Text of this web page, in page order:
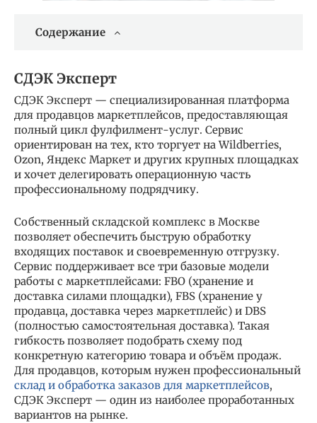
Содержание
СДЭК Эксперт
СДЭК Эксперт — специализированная платформа
для продавцов маркетплейсов, предоставляющая
полный цикл фулфилмент-услуг. Сервис
ориентирован на тех, кто торгует на Wildberries,
Ozon, Яндекс Маркет и других крупных площадках
и хочет делегировать операционную часть
профессиональному подрядчику.
Собственный складской комплекс в Москве
позволяет обеспечить быструю обработку
входящих поставок и своевременную отгрузку.
Сервис поддерживает все три базовые модели
работы с маркетплейсами: FBO (хранение и
доставка силами площадки), FBS (хранение у
продавца, доставка через маркетплейс) и DBS
(полностью самостоятельная доставка). Такая
гибкость позволяет подобрать схему под
конкретную категорию товара и объём продаж.
Для продавцов, которым нужен профессиональный
склад и обработка заказов для маркетплейсов,
СДЭК Эксперт — один из наиболее проработанных
вариантов на рынке.